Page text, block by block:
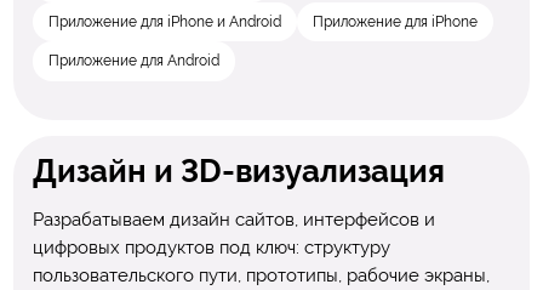
Приложение для iPhone и Android Приложение для iPhone
Приложение для Android
Дизайн и 3D-визуализация
Разрабатываем дизайн сайтов, интерфейсов и
цифровых продуктов под ключ: структуру
пользовательского пути, прототипы, рабочие экраны,